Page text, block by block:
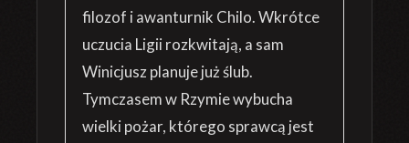
filozof i awanturnik Chilo. Wkrótce
uczucia Ligii rozkwitają, a sam
Winicjusz planuje już ślub.
Tymczasem w Rzymie wybucha
wielki pożar, którego sprawcą jest